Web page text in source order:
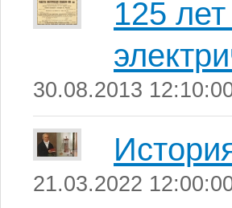
125
30.08.2013
21.03.2022